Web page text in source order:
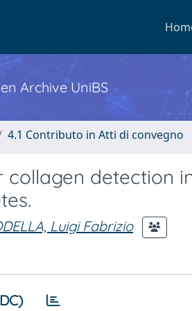
Archive UniBS
4.1 Contributo in Atti di convegno
detection
Luigi Fabrizio